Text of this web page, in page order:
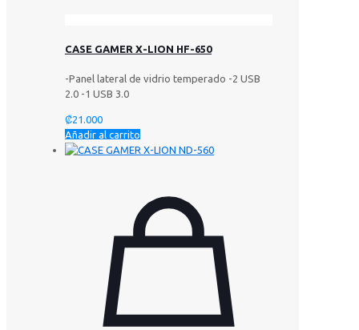
CASE GAMER X-LION HF-650
-Panel lateral de vidrio temperado -2 USB
2.0 -1 USB 3.0
₡21.000
Añadir al carrito